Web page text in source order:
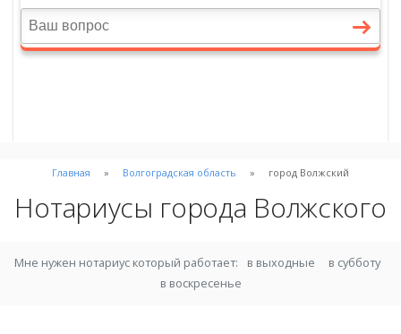
Главная Волгоградская область город Волжский
Нотариусы города Волжского
Мне нужен нотариус который работает: в выходные
в субботу
в воскресенье